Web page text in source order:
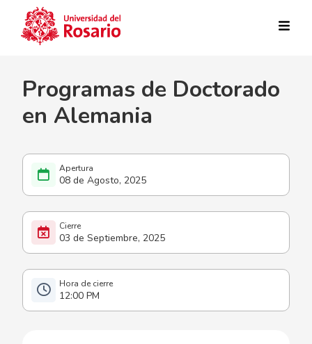
08 de Agosto, 2025
03 de Septiembre, 2025
12:00 PM
Programas de Doctorado
en Alemania